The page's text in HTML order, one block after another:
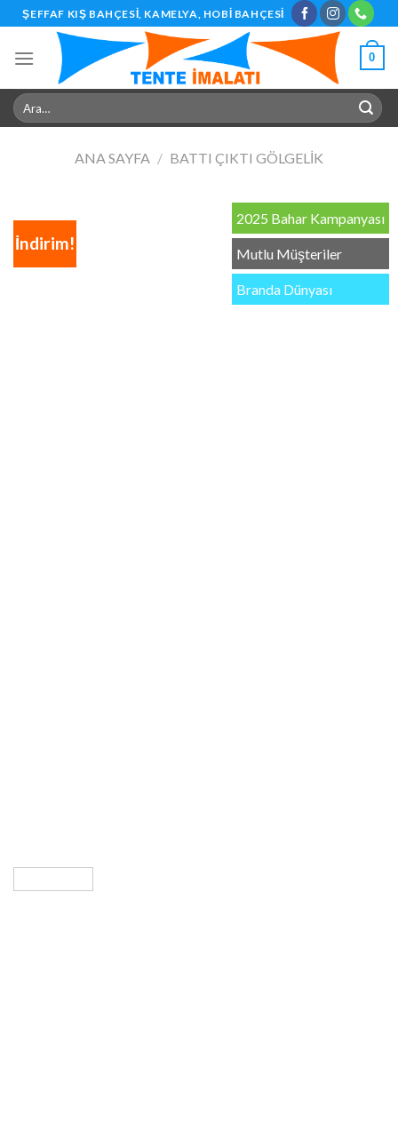
Skip
to
content
ŞEFFAF KIŞ BAHÇESI, KAMELYA, HOBI BAHÇESI
0
Ara:
ANA SAYFA / BATTI ÇIKTI GÖLGELIK
2025 Bahar Kampanyası
Mutlu Müşteriler
Branda Dünyası
İndirim!